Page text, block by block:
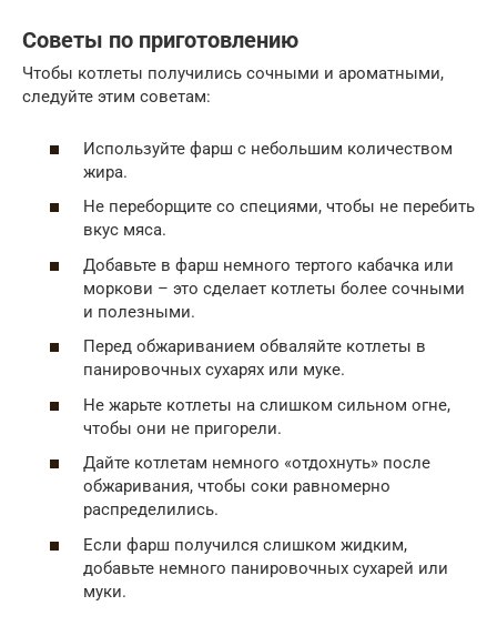
Советы по приготовлению
Чтобы котлеты получились сочными и ароматными,
следуйте этим советам:
Используйте фарш с небольшим количеством
жира.
Не переборщите со специями, чтобы не перебить
вкус мяса.
Добавьте в фарш немного тертого кабачка или
моркови – это сделает котлеты более сочными
и полезными.
Перед обжариванием обваляйте котлеты в
панировочных сухарях или муке.
Не жарьте котлеты на слишком сильном огне,
чтобы они не пригорели.
Дайте котлетам немного «отдохнуть» после
обжаривания, чтобы соки равномерно
распределились.
Если фарш получился слишком жидким,
добавьте немного панировочных сухарей или
муки.